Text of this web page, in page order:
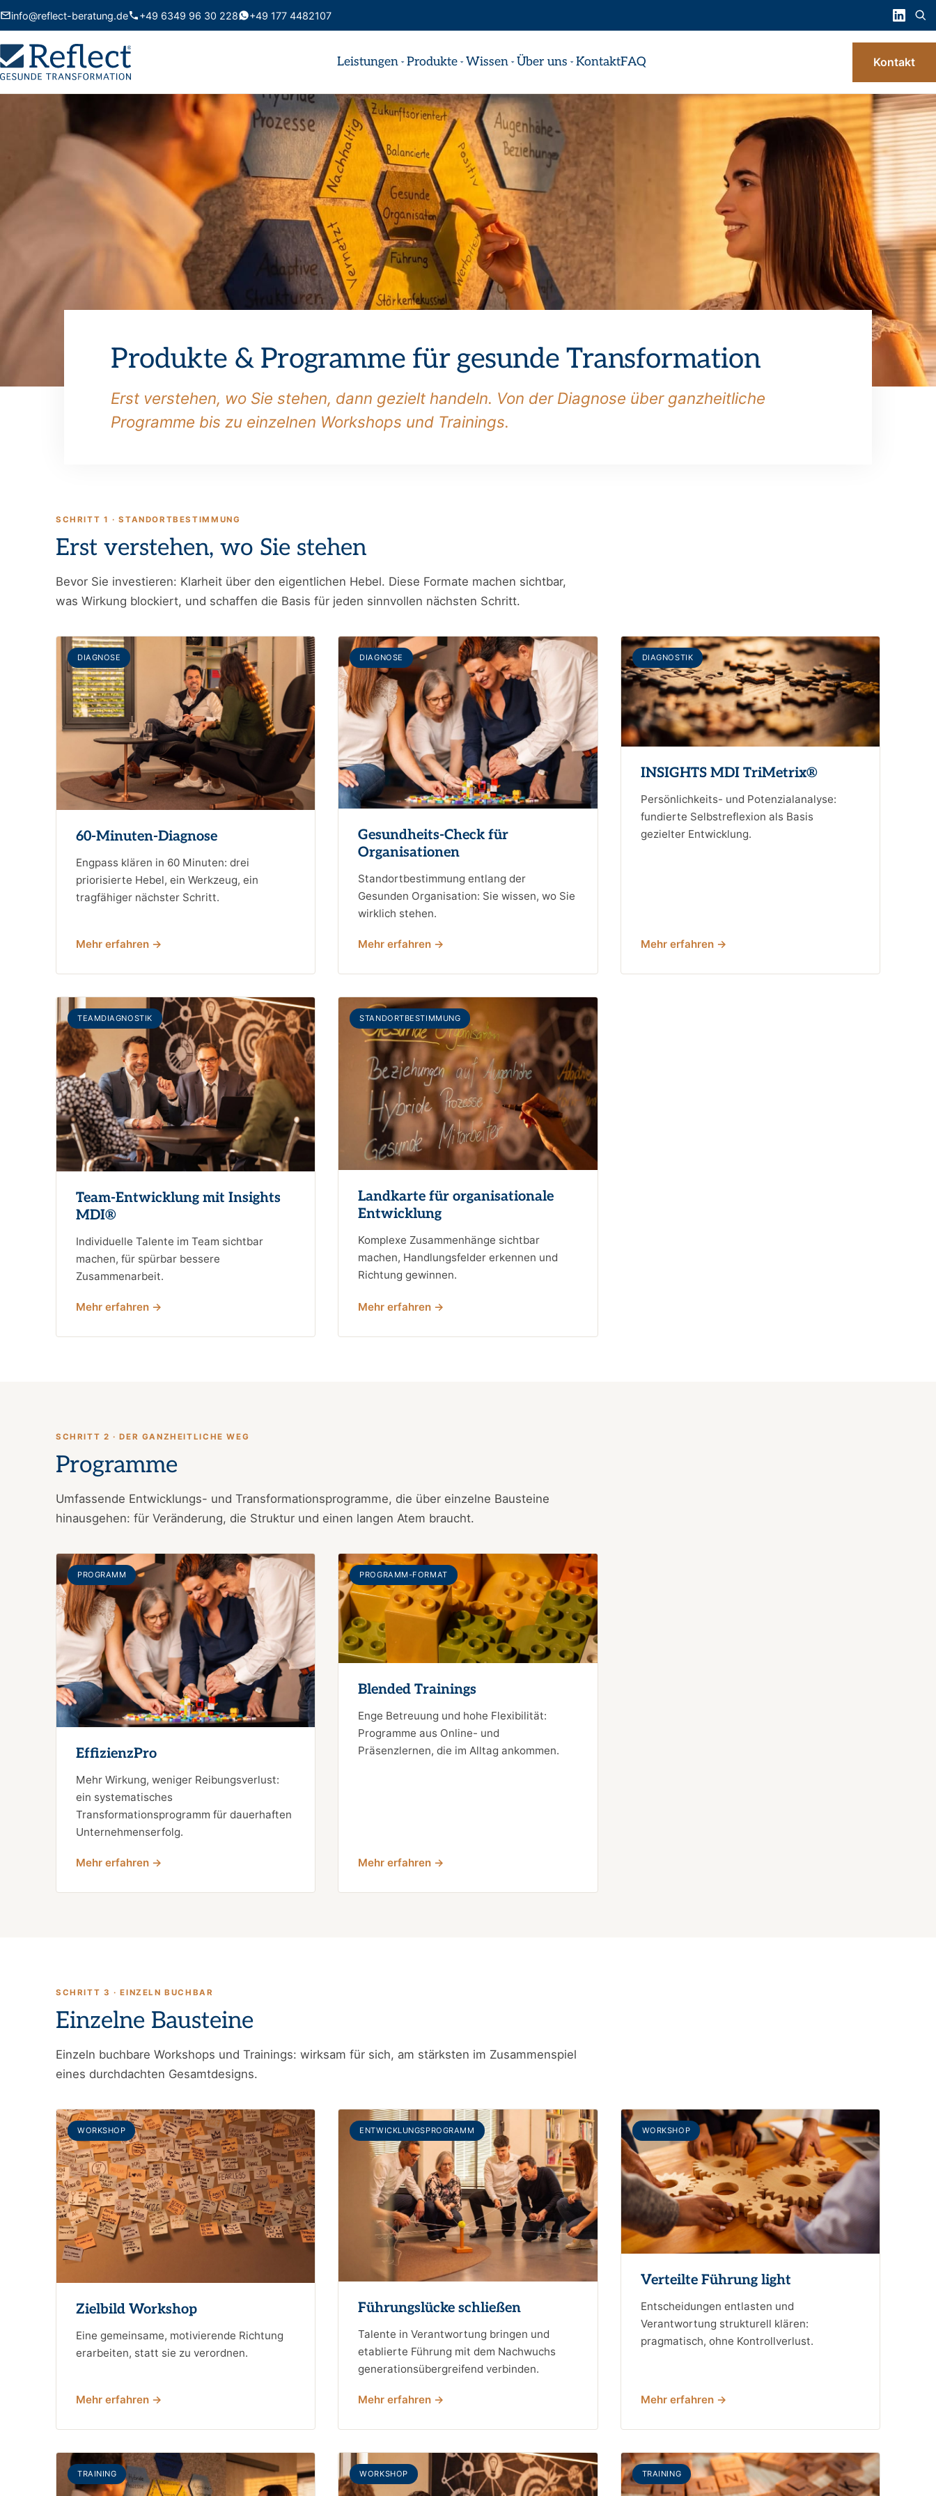
info@reflect-beratung.de +49 6349 96 30 228 +49 177 4482107
Leistungen Produkte Wissen Über uns KontaktFAQ Kontakt
Produkte & Programme für gesunde Transformation
Erst verstehen, wo Sie stehen, dann gezielt handeln. Von der Diagnose über ganzheitliche
Programme bis zu einzelnen Workshops und Trainings.
SCHRITT 1 · STANDORTBESTIMMUNG
Erst verstehen, wo Sie stehen
Bevor Sie investieren: Klarheit über den eigentlichen Hebel. Diese Formate machen sichtbar,
was Wirkung blockiert, und schaffen die Basis für jeden sinnvollen nächsten Schritt.
DIAGNOSE
60-Minuten-Diagnose
Engpass klären in 60 Minuten: drei
priorisierte Hebel, ein Werkzeug, ein
tragfähiger nächster Schritt.
Mehr erfahren →
DIAGNOSE
Gesundheits-Check für
Organisationen
Standortbestimmung entlang der
Gesunden Organisation: Sie wissen, wo Sie
wirklich stehen.
Mehr erfahren →
DIAGNOSTIK
INSIGHTS MDI TriMetrix®
Persönlichkeits- und Potenzialanalyse:
fundierte Selbstreflexion als Basis
gezielter Entwicklung.
Mehr erfahren →
TEAMDIAGNOSTIK
Team-Entwicklung mit Insights
MDI®
Individuelle Talente im Team sichtbar
machen, für spürbar bessere
Zusammenarbeit.
Mehr erfahren →
STANDORTBESTIMMUNG
Landkarte für organisationale
Entwicklung
Komplexe Zusammenhänge sichtbar
machen, Handlungsfelder erkennen und
Richtung gewinnen.
Mehr erfahren →
SCHRITT 2 · DER GANZHEITLICHE WEG
Programme
Umfassende Entwicklungs- und Transformationsprogramme, die über einzelne Bausteine
hinausgehen: für Veränderung, die Struktur und einen langen Atem braucht.
PROGRAMM
EffizienzPro
Mehr Wirkung, weniger Reibungsverlust:
ein systematisches
Transformationsprogramm für dauerhaften
Unternehmenserfolg.
Mehr erfahren →
PROGRAMM-FORMAT
Blended Trainings
Enge Betreuung und hohe Flexibilität:
Programme aus Online- und
Präsenzlernen, die im Alltag ankommen.
Mehr erfahren →
SCHRITT 3 · EINZELN BUCHBAR
Einzelne Bausteine
Einzeln buchbare Workshops und Trainings: wirksam für sich, am stärksten im Zusammenspiel
eines durchdachten Gesamtdesigns.
WORKSHOP
Zielbild Workshop
Eine gemeinsame, motivierende Richtung
erarbeiten, statt sie zu verordnen.
Mehr erfahren →
ENTWICKLUNGSPROGRAMM
Führungslücke schließen
Talente in Verantwortung bringen und
etablierte Führung mit dem Nachwuchs
generationsübergreifend verbinden.
Mehr erfahren →
WORKSHOP
Verteilte Führung light
Entscheidungen entlasten und
Verantwortung strukturell klären:
pragmatisch, ohne Kontrollverlust.
Mehr erfahren →
TRAINING WORKSHOP TRAINING